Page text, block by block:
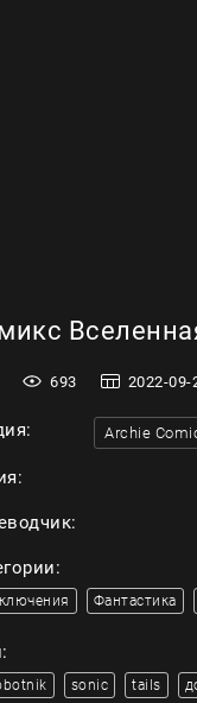
693 2022-09-
Archie
Фантастика
sonic tails